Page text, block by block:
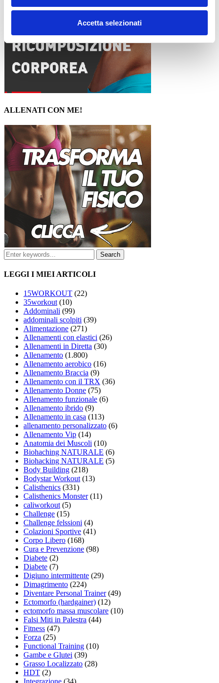
Accetta selezionati
ALLENATI CON ME!
LEGGI I MIEI ARTICOLI
15WORKOUT (22)
35workout(10)
Addominali (99)
addominali scolpiti (39)
Alimentazione (271)
Allenamenti con elastici (26)
Allenamenti in Diretta (30)
Allenamento (1.800)
Allenamento aerobico (16)
Allenamento Braccia (9)
Allenamento con il TRX (36)
Allenamento Donne (75)
Allenamento funzionale (6)
Allenamento ibrido (9)
Allenamento in casa (113)
allenamento personalizzato (6)
Allenamento Vip (14)
Anatomia dei Muscoli (10)
Biohaching NATURALE (6)
Biohacking NATURALE (5)
Body Building (218)
Bodystar Workout(13)
Calisthenics (331)
Calisthenics Monster(11)
caliworkout(5)
Challenge (15)
Challenge felssioni (4)
Colazioni Sportive (41)
Corpo Libero (168)
Cura e Prevenzione (98)
Diabete (2)
Diabete (7)
Digiuno intermittente (29)
Dimagrimento (224)
Diventare Personal Trainer(49)
Ectomorfo (hardgainer) (12)
ectomorfo massa muscolare (10)
Falsi Miti in Palestra (44)
Fitness (47)
Forza (25)
Functional Training (10)
Gambe e Glutei (39)
Grasso Localizzato (28)
HDT (2)